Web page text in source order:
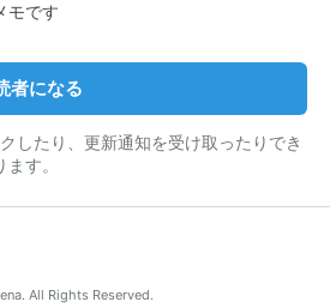
モです
者になる
したり、更新通知を受け取ったりでき
す。
All Rights Reserved.